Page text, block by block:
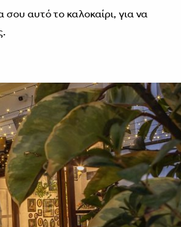
αυτό το καλοκαίρι, για να